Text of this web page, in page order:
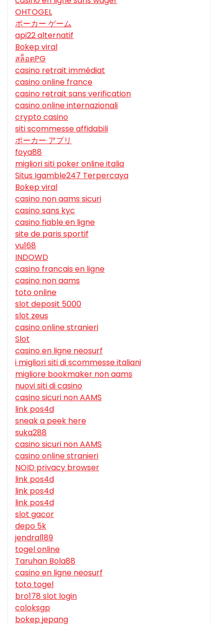
OHTOGEL
ポーカー ゲーム
api22 alternatif
Bokep viral
สล็อตPG
casino retrait immédiat
casino online france
casino retrait sans verification
casino online internazionali
crypto casino
siti scommesse affidabili
ポーカー アプリ
foya88
migliori siti poker online italia
Situs Igamble247 Terpercaya
Bokep viral
casino non aams sicuri
casino sans kyc
casino fiable en ligne
site de paris sportif
vu168
INDOWD
casino francais en ligne
casino non aams
toto online
slot deposit 5000
slot zeus
casino online stranieri
Slot
casino en ligne neosurf
i migliori siti di scommesse italiani
migliore bookmaker non aams
nuovi siti di casino
casino sicuri non AAMS
link pos4d
sneak a peek here
suka288
casino sicuri non AAMS
casino online stranieri
NOID privacy browser
link pos4d
link pos4d
link pos4d
slot gacor
depo 5k
jendral189
togel online
Taruhan Bola88
casino en ligne neosurf
toto togel
bro178 slot login
coloksgp
bokep jepang